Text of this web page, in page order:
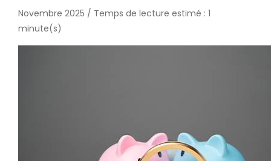
Novembre 2025 / Temps de lecture estimé : 1
minute(s)